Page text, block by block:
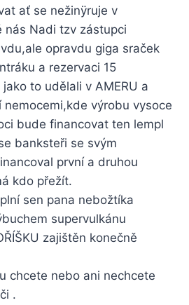
ať se nežinÿruje v
nás Nadi tzv zástupci
opravdu giga sraček
a rezervaci 15
to udělali v AMERU a
výrobu vysoce
bude financovat ten lempl
banksteři se svým
první a druhou
kdo přežít.
sen pana nebožtíka
supervulkánu
zajištěn konečně
chcete nebo ani nechcete
.